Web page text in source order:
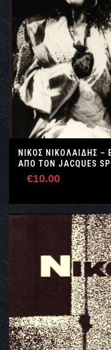
ΝΙΚΟΣ ΝΙΚΟΛΑΙΔΗΣ –
ΑΠΌ ΤΟΝ JACQUES
€10.00